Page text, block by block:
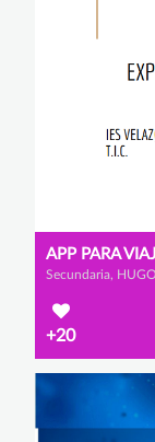
Secundaria,
+20